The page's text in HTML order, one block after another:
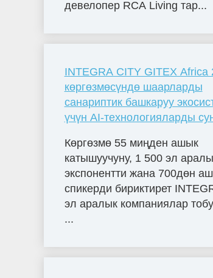
девелопер RCA Living тар...
INTEGRA CITY GITEX Africa
көргөзмөсүндө шаарларды
санариптик башкаруу
үчүн AI-технологияларды
Көргөзмө 55 миңден ашык
катышуучуну, 1 500 эл
экспонентти жана 700дөн
спикерди бириктирет
эл аралык компаниялар
...